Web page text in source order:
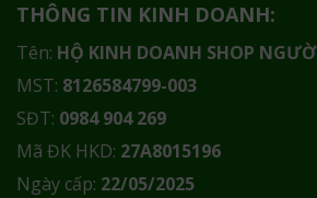
THÔNG TIN KINH DOANH:
Tên: HỘ KINH DOANH SHOP
MST: 8126584799-003
SĐT: 0984 904 269
Mã ĐK HKD: 27A8015196
Ngày cấp: 22/05/2025